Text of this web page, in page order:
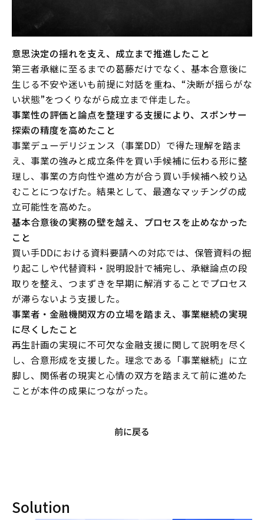
意思決定の揺れを支え、成立まで推進したこと
第三者承継に至るまでの葛藤だけでなく、基本合意後に
生じる不安や迷いも前提に対話を重ね、“決断が揺らがな
い状態”をつくりながら成立まで伴走した。
事業性の評価と論点を整理する支援により、スポンサー
探索の精度を高めたこと
事業デューデリジェンス（事業DD）で得た理解を踏ま
え、事業の強みと成立条件を買い手候補に伝わる形に整
理し、事業の方向性や進め方が合う買い手候補へ絞り込
むことにつなげた。結果として、最適なマッチングの成
立可能性を高めた。
基本合意後の実務の壁を越え、プロセスを止めなかった
こと
買い手DDにおける資料要請への対応では、保管資料の掘
り起こしや代替資料・説明設計で補完し、承継論点の段
取りを整え、つまずきを早期に解消することでプロセス
が滞らないよう支援した。
事業者・金融機関双方の立場を踏まえ、事業継続の実現
に尽くしたこと
再生計画の実現に不可欠な金融支援に関して説明を尽く
し、合意形成を支援した。理念である「事業継続」に立
脚し、関係者の現実と心情の双方を踏まえて前に進めた
ことが本件の成果につながった。
前に戻る
Solution